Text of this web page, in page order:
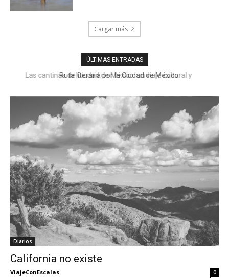
Cargar más
ÚLTIMAS ENTRADAS
Ruta literaria por la Ciudad de México
Diarios
California no existe
ViajeConEscalas 0